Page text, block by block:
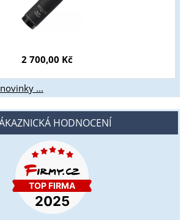
2 700,00 Kč
...
HODNOCENÍ